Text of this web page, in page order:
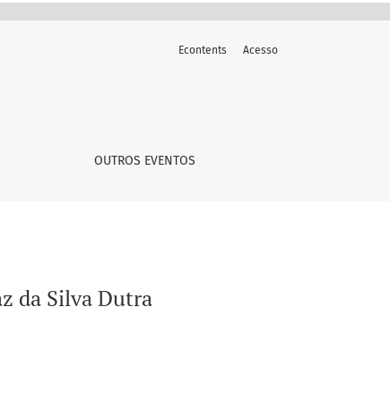
OUTROS EVENTOS
Econtents Acesso
da Silva Dutra